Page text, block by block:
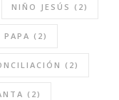
NIÑO JESÚS (2)
PAPA (2)
(2)
(2)